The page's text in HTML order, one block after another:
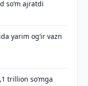
so‘m ajratdi
yarim og‘ir vazn
trillion so‘mga